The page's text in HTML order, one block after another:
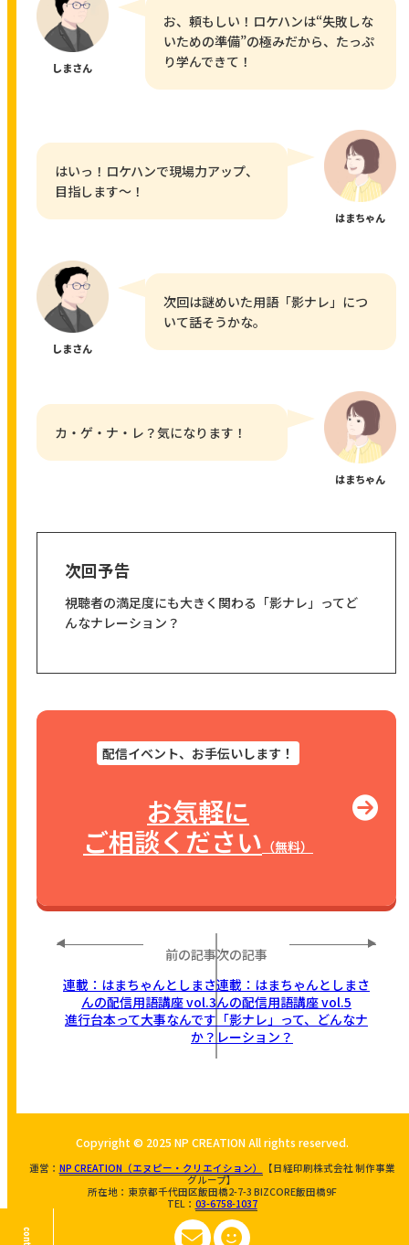
しまさん
お、頼もしい！ロケハンは“失敗しな
いための準備”の極みだから、たっぷ
り学んできて！
はいっ！ロケハンで現場力アップ、
目指します〜！
はまちゃん
しまさん
次回は謎めいた用語「影ナレ」につ
いて話そうかな。
カ・ゲ・ナ・レ？気になります！
はまちゃん
次回予告
視聴者の満足度にも大きく関わる「影ナレ」ってど
んなナレーション？
配信イベント、お手伝いします！
お気軽に
ご相談ください （無料）
前の記事
連載：はまちゃんとしまさ
んの配信用語講座 vol.3
進行台本って大事なんです
か？
次の記事
連載：はまちゃんとしまさ
んの配信用語講座 vol.5
「影ナレ」って、どんなナ
レーション？
Copyright © 2025 NP CREATION All rights reserved.
運営： NP CREATION（エヌピー・クリエイション）
【日経印刷株式会社 制作事業
グループ】
所在地：東京都千代田区飯田橋2-7-3 BIZCORE飯田橋9F
TEL： 03-6758-1037